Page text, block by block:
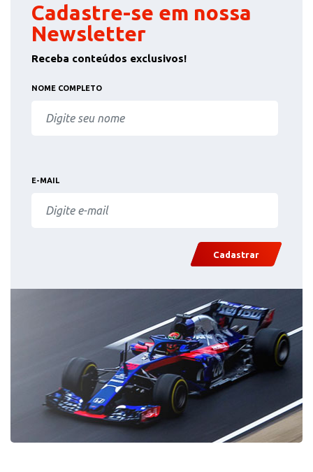
Cadastre-se em nossa
Newsletter
Receba conteúdos exclusivos!
NOME COMPLETO
E-MAIL
Cadastrar